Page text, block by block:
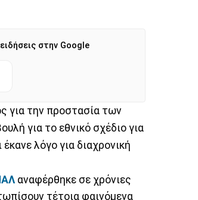
στην Google
για την προστασία των
για το εθνικό σχέδιο για
λόγο για διαχρονική
αναφέρθηκε σε χρόνιες
τέτοια φαινόμενα